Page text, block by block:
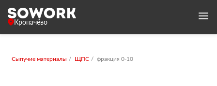
Кропачёво
Сыпучие материалы ЩПС фракция 0-10